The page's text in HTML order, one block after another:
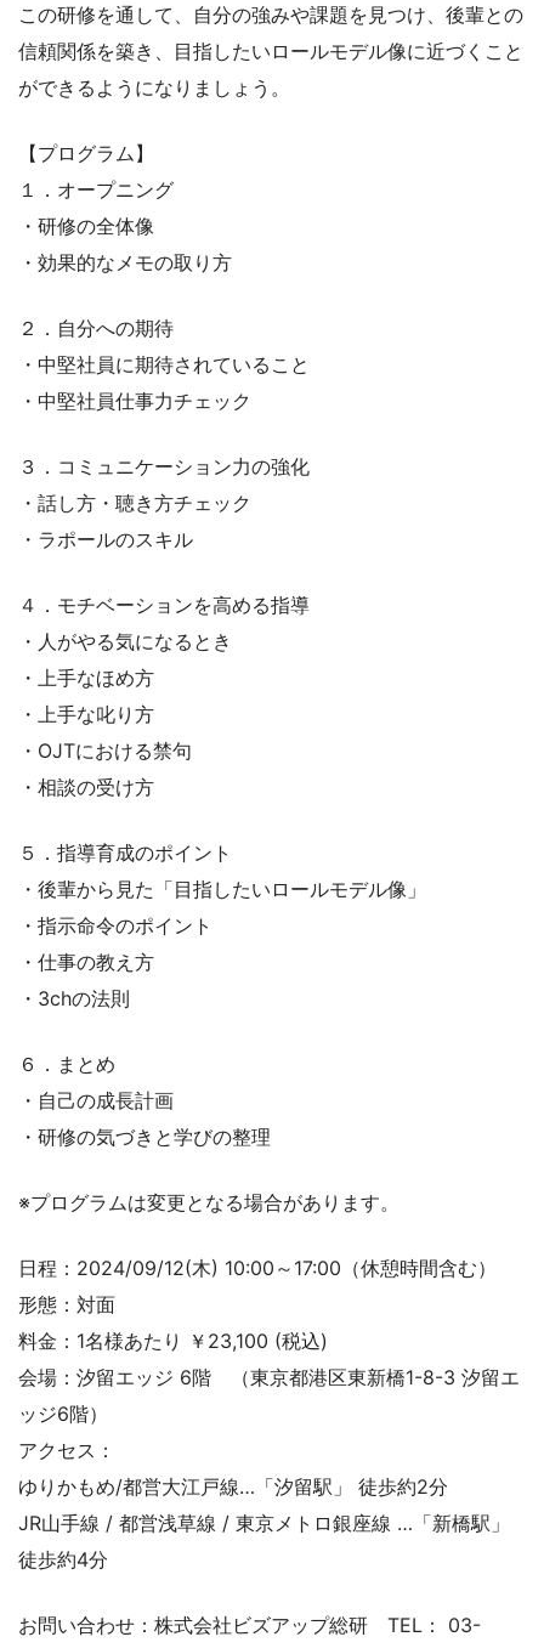
この研修を通して、自分の強みや課題を見つけ、後輩との
信頼関係を築き、目指したいロールモデル像に近づくこと
ができるようになりましょう。
【プログラム】
１．オープニング
・研修の全体像
・効果的なメモの取り方
２．自分への期待
・中堅社員に期待されていること
・中堅社員仕事力チェック
３．コミュニケーション力の強化
・話し方・聴き方チェック
・ラポールのスキル
４．モチベーションを高める指導
・人がやる気になるとき
・上手なほめ方
・上手な叱り方
・OJTにおける禁句
・相談の受け方
５．指導育成のポイント
・後輩から見た「目指したいロールモデル像」
・指示命令のポイント
・仕事の教え方
・3chの法則
６．まとめ
・自己の成長計画
・研修の気づきと学びの整理
※プログラムは変更となる場合があります。
日程：2024/09/12(木) 10:00～17:00（休憩時間含む）
形態：対面
料金：1名様あたり ￥23,100 (税込)
会場：汐留エッジ 6階 （東京都港区東新橋1-8-3 汐留エ
ッジ6階）
アクセス：
ゆりかもめ/都営大江戸線…「汐留駅」 徒歩約2分
JR山手線 / 都営浅草線 / 東京メトロ銀座線 …「新橋駅」
徒歩約4分
お問い合わせ：株式会社ビズアップ総研 TEL： 03-